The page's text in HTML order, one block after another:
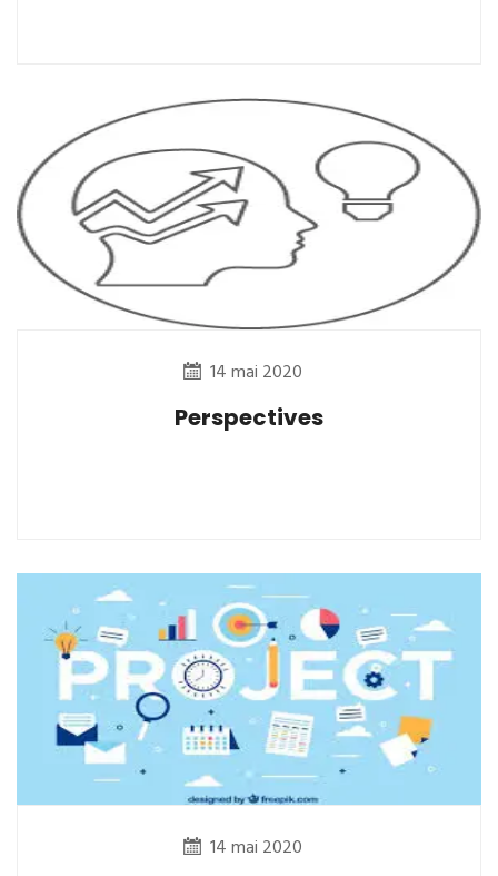
14 mai 2020
Perspectives
14 mai 2020